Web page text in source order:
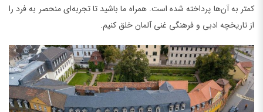
کمتر به آن‌ها پرداخته شده است. همراه ما باشید تا تجربه‌ای منحصر به فرد را
از تاریخچه ادبی و فرهنگی غنی آلمان خلق کنیم.